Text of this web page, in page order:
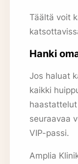
Täältä voit
Hanki
Jos haluat
kaikki
seuraavaa
VIP-passi.
Amplia